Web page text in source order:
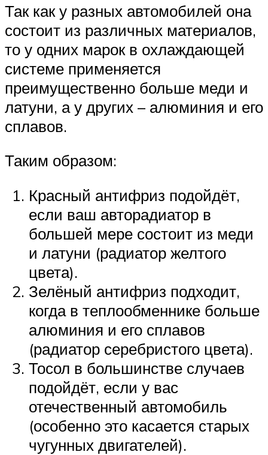
Так как у разных автомобилей она
состоит из различных материалов,
то у одних марок в охлаждающей
системе применяется
преимущественно больше меди и
латуни, а у других – алюминия и его
сплавов.
Таким образом:
Красный антифриз подойдёт,
если ваш авторадиатор в
большей мере состоит из меди
и латуни (радиатор желтого
цвета).
Зелёный антифриз подходит,
когда в теплообменнике больше
алюминия и его сплавов
(радиатор серебристого цвета).
Тосол в большинстве случаев
подойдёт, если у вас
отечественный автомобиль
(особенно это касается старых
чугунных двигателей).